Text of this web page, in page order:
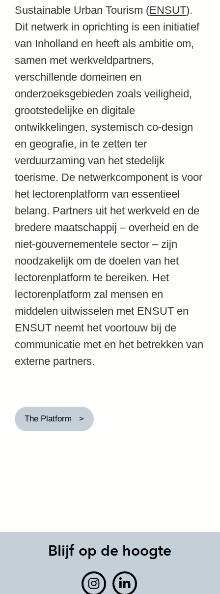
Sustainable Urban Tourism (ENSUT).
Dit netwerk in oprichting is een initiatief
van Inholland en heeft als ambitie om,
samen met werkveldpartners,
verschillende domeinen en
onderzoeksgebieden zoals veiligheid,
grootstedelijke en digitale
ontwikkelingen, systemisch co-design
en geografie, in te zetten ter
verduurzaming van het stedelijk
toerisme. De netwerkcomponent is voor
het lectorenplatform van essentieel
belang. Partners uit het werkveld en de
bredere maatschappij – overheid en de
niet-gouvernementele sector – zijn
noodzakelijk om de doelen van het
lectorenplatform te bereiken. Het
lectorenplatform zal mensen en
middelen uitwisselen met ENSUT en
ENSUT neemt het voortouw bij de
communicatie met en het betrekken van
externe partners.
The Platform
Blijf op de hoogte